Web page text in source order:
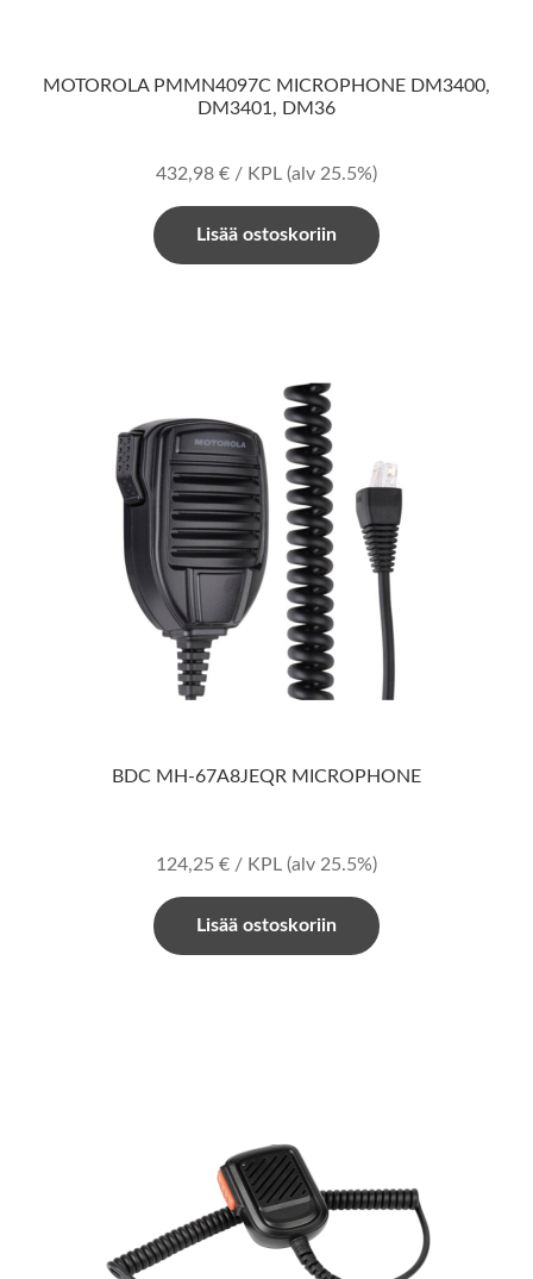
MOTOROLA PMMN4097C MICROPHONE DM3400,
DM3401, DM36
432,98 € / KPL (alv 25.5%)
Lisää ostoskoriin
BDC MH-67A8JEQR MICROPHONE
124,25 € / KPL (alv 25.5%)
Lisää ostoskoriin